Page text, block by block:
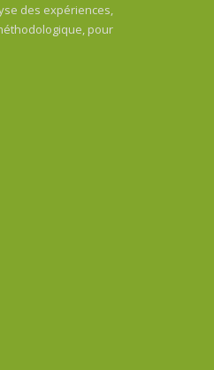
des expériences,
pour